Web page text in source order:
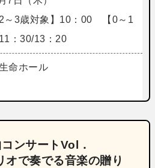
～3歳対象】10：00 【0～1
：30/13：20
命ホール
ンサートVol．
で奏でる音楽の贈り